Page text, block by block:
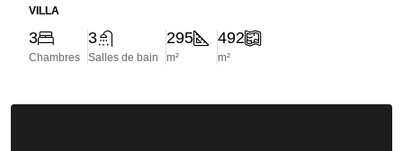
VILLA
3
Chambres
3
Salles de bain
295
m²
492
m²